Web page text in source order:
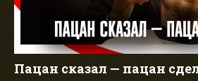
Пацан сказал — пацан